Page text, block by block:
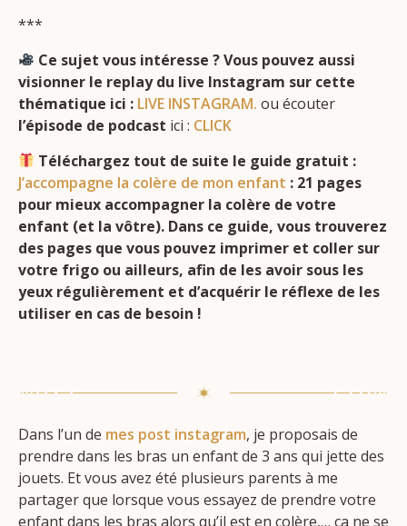
***
Ce sujet vous intéresse ?Vous pouvez aussi
visionner le replay du live Instagram sur cette
thématique ici : LIVE INSTAGRAM. ou écouter
l’épisode de podcast ici : CLICK
Téléchargez tout de suite le guide gratuit :
J’accompagne la colère de mon enfant : 21 pages
pour mieux accompagner la colère de votre
enfant (et la vôtre). Dans ce guide, vous trouverez
des pages que vous pouvez imprimer et coller sur
votre frigo ou ailleurs, afin de les avoir sous les
yeux régulièrement et d’acquérir le réflexe de les
utiliser en cas de besoin !
Dans l’un de mes post instagram, je proposais de
prendre dans les bras un enfant de 3 ans qui jette des
jouets. Et vous avez été plusieurs parents à me
partager que lorsque vous essayez de prendre votre
enfant dans les bras alors qu’il est en colère,… ça ne se